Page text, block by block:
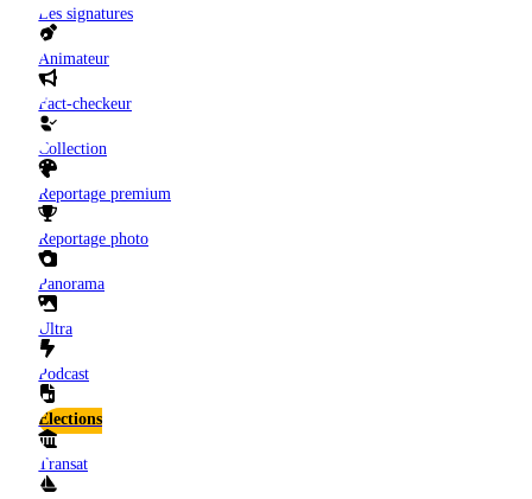
Les signatures
Animateur
Fact-checkeur
Collection
Reportage premium
Reportage photo
Panorama
Ultra
Podcast
Elections
Transat